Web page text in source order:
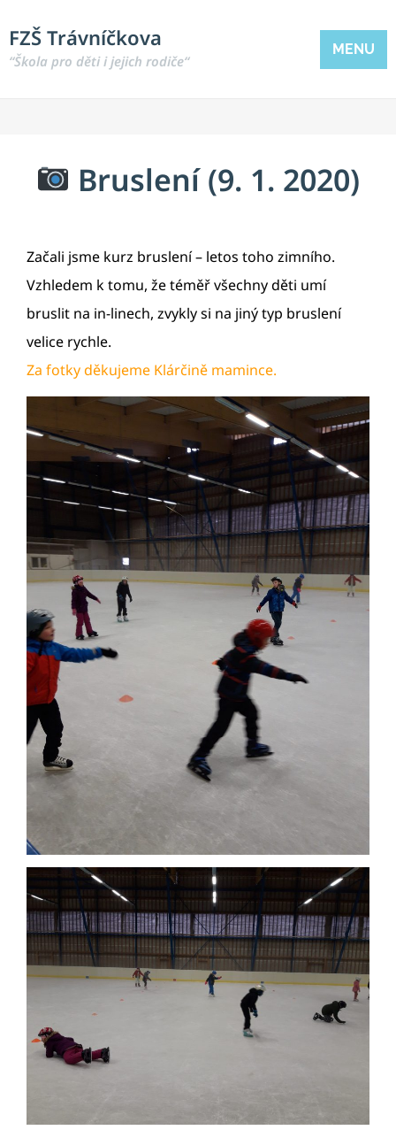
FZŠ Trávníčkova
“Škola pro děti i jejich rodiče“
MENU
Bruslení (9. 1. 2020)
Začali jsme kurz bruslení – letos toho zimního.
Vzhledem k tomu, že téměř všechny děti umí
bruslit na in-linech, zvykly si na jiný typ bruslení
velice rychle.
Za fotky děkujeme Klárčině mamince.